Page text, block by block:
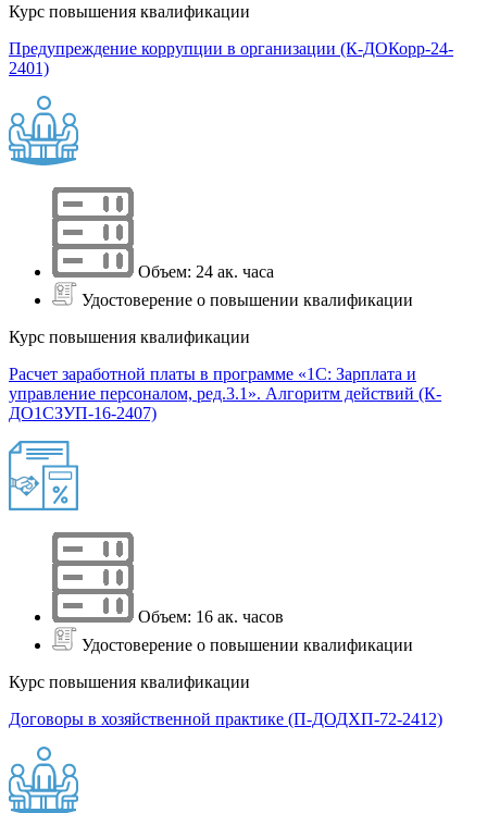
Курс повышения квалификации
Предупреждение коррупции в организации (К-ДОКорр-24-
2401)
Объем: 24 ак. часа
Удостоверение о повышении квалификации
Курс повышения квалификации
Расчет заработной платы в программе «1С: Зарплата и
управление персоналом, ред.3.1». Алгоритм действий (К-
ДО1СЗУП-16-2407)
Объем: 16 ак. часов
Удостоверение о повышении квалификации
Курс повышения квалификации
Договоры в хозяйственной практике (П-ДОДХП-72-2412)